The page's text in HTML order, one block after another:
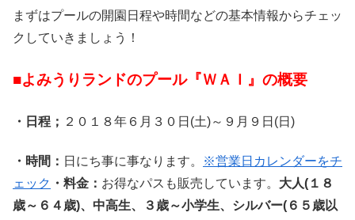
まずはプールの開園日程や時間などの基本情報からチェッ
クしていきましょう！
■よみうりランドのプール『ＷＡＩ』の概要
・日程； ２０１８年６月３０日(土)～９月９日(日)
・時間： 日にち事に事なります。
※営業日カレンダーをチ
ェック ・料金： お得なパスも販売しています。 大人( １８
歳～６４歳)、中高生、３歳～小学生、シルバー( ６５歳以